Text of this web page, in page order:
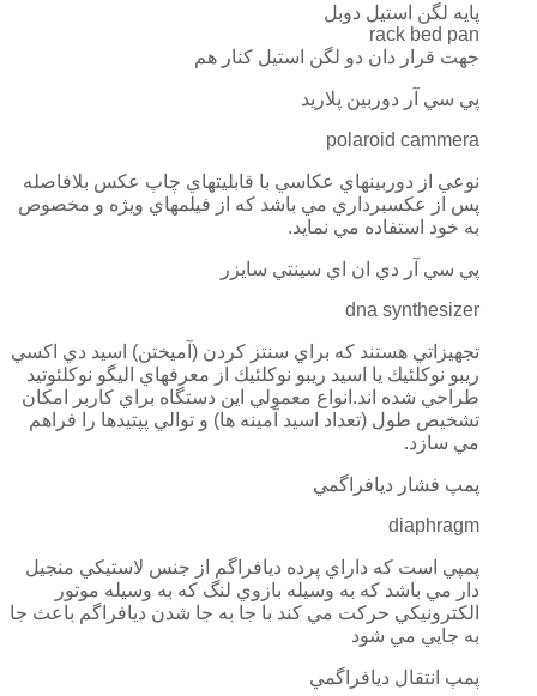
پايه لگن استيل دوبل
rack bed pan
جهت قرار دان دو لگن استيل كنار هم
پي سي آر دوربين پلاريد
polaroid cammera
نوعي از دوربينهاي عكاسي با قابليتهاي چاپ عكس بلافاصله
پس از عكسبرداري مي باشد كه از فيلمهاي ويژه و مخصوص
به خود استفاده مي نمايد.
پي سي آر دي ان اي سينتي سايزر
dna synthesizer
تجهيزاتي هستند كه براي سنتز كردن (آميختن) اسيد دي اكسي
ريبو نوكلئيك يا اسيد ريبو نوكلئيك از معرفهاي اليگو نوكلئوتيد
طراحي شده اند.انواع معمولي اين دستگاه براي كاربر امكان
تشخيص طول (تعداد اسيد آمينه ها) و توالي پپتيدها را فراهم
مي سازد.
پمپ فشار ديافراگمي
diaphragm
پمپي است كه داراي پرده ديافراگم از جنس لاستيكي منجيل
دار مي باشد كه به وسيله بازوي لنگ كه به وسيله موتور
الكترونيكي حركت مي كند با جا به جا شدن ديافراگم باعث جا
به جايي مي شود
پمپ انتقال ديافراگمي